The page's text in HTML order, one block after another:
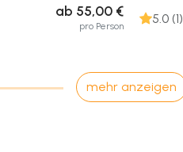
ab 55,00 €
pro Person 5.0 (1)
mehr anzeigen